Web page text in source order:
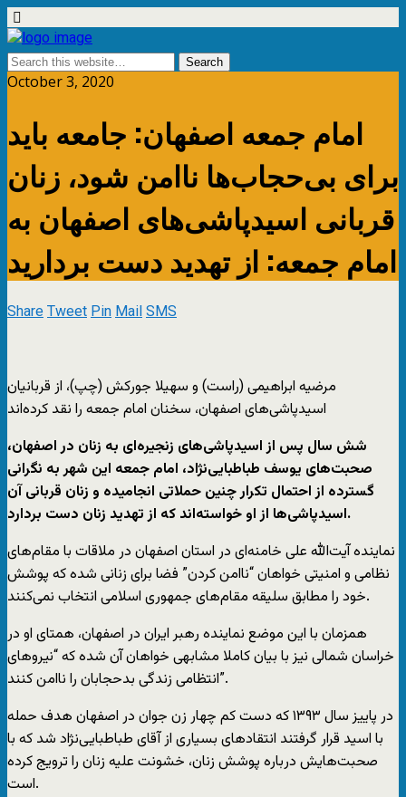
October 3, 2020
امام جمعه اصفهان: جامعه باید
برای بی‌حجاب‌ها ناامن شود، زنان
قربانی اسیدپاشی‌های اصفهان به
امام جمعه: از تهدید دست بردارید
ShareTweetPinMailSMS
مرضیه ابراهیمی (راست) و سهیلا جورکش (چپ)، از قربانیان
اسیدپاشی‌های اصفهان، سخنان امام جمعه را نقد کرده‌اند
شش سال پس از اسیدپاشی‌های زنجیره‌ای به زنان در اصفهان،
صحبت‌های یوسف طباطبایی‌نژاد، امام جمعه این شهر به نگرانی
گسترده از احتمال تکرار چنین حملاتی انجامیده و زنان قربانی آن
اسیدپاشی‌ها از او خواسته‌اند که از تهدید زنان دست بردارد.
نماینده آیت‌الله علی خامنه‌ای در استان اصفهان در ملاقات با مقام‌های
نظامی و امنیتی خواهان “ناامن کردن” فضا برای زنانی شده که پوشش
خود را مطابق سلیقه مقام‌های جمهوری اسلامی انتخاب نمی‌کنند.
همزمان با این موضع نماینده رهبر ایران در اصفهان، همتای او در
خراسان شمالی نیز با بیان کاملا مشابهی خواهان آن شده که “نیروهای
انتظامی زندگی بدحجابان را ناامن کنند”.
در پاییز سال ۱۳۹۳ که دست کم چهار زن جوان در اصفهان هدف حمله
با اسید قرار گرفتند انتقادهای بسیاری از آقای طباطبایی‌نژاد شد که با
صحبت‌هایش درباره پوشش زنان، خشونت علیه زنان را ترویج کرده
است.